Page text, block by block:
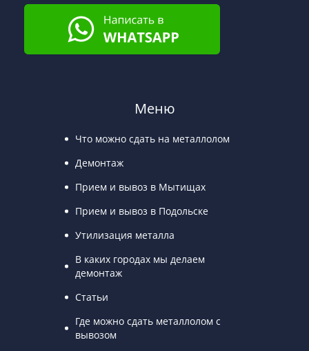
Меню
Что можно сдать на металлолом
Демонтаж
Прием и вывоз в Мытищах
Прием и вывоз в Подольске
Утилизация металла
В каких городах мы делаем
демонтаж
Статьи
Где можно сдать металлолом с
вывозом